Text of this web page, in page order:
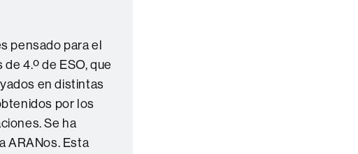
pensado para el
4.º de ESO, que
en distintas
por los
Se ha
ARANos. Esta